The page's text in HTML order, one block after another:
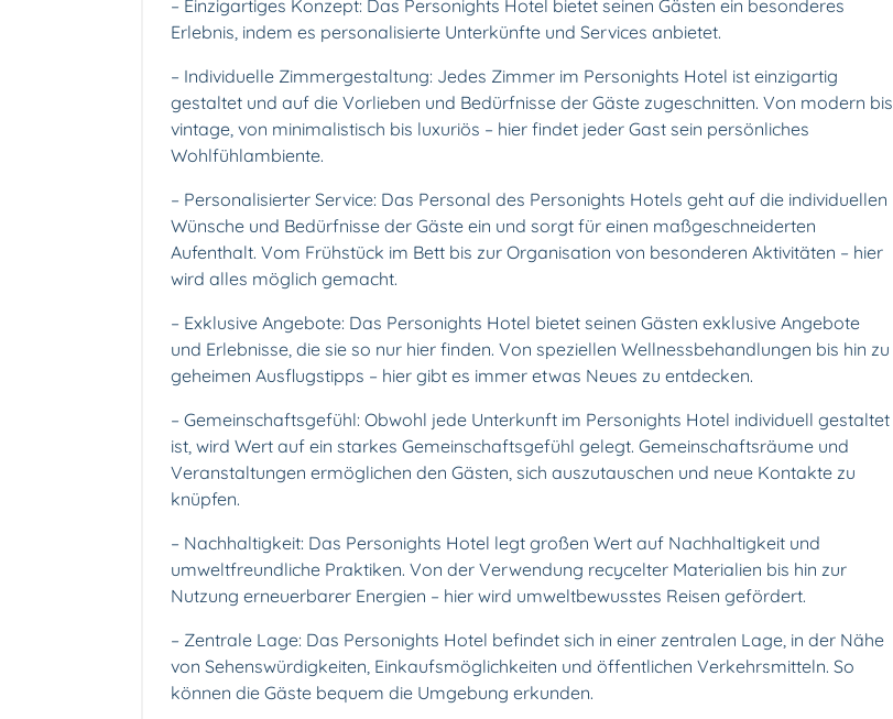
– Einzigartiges Konzept: Das Personights Hotel bietet seinen Gästen ein besonderes
Erlebnis, indem es personalisierte Unterkünfte und Services anbietet.
– Individuelle Zimmergestaltung: Jedes Zimmer im Personights Hotel ist einzigartig
gestaltet und auf die Vorlieben und Bedürfnisse der Gäste zugeschnitten. Von modern bis
vintage, von minimalistisch bis luxuriös – hier findet jeder Gast sein persönliches
Wohlfühlambiente.
– Personalisierter Service: Das Personal des Personights Hotels geht auf die individuellen
Wünsche und Bedürfnisse der Gäste ein und sorgt für einen maßgeschneiderten
Aufenthalt. Vom Frühstück im Bett bis zur Organisation von besonderen Aktivitäten – hier
wird alles möglich gemacht.
– Exklusive Angebote: Das Personights Hotel bietet seinen Gästen exklusive Angebote
und Erlebnisse, die sie so nur hier finden. Von speziellen Wellnessbehandlungen bis hin zu
geheimen Ausflugstipps – hier gibt es immer etwas Neues zu entdecken.
– Gemeinschaftsgefühl: Obwohl jede Unterkunft im Personights Hotel individuell gestaltet
ist, wird Wert auf ein starkes Gemeinschaftsgefühl gelegt. Gemeinschaftsräume und
Veranstaltungen ermöglichen den Gästen, sich auszutauschen und neue Kontakte zu
knüpfen.
– Nachhaltigkeit: Das Personights Hotel legt großen Wert auf Nachhaltigkeit und
umweltfreundliche Praktiken. Von der Verwendung recycelter Materialien bis hin zur
Nutzung erneuerbarer Energien – hier wird umweltbewusstes Reisen gefördert.
– Zentrale Lage: Das Personights Hotel befindet sich in einer zentralen Lage, in der Nähe
von Sehenswürdigkeiten, Einkaufsmöglichkeiten und öffentlichen Verkehrsmitteln. So
können die Gäste bequem die Umgebung erkunden.